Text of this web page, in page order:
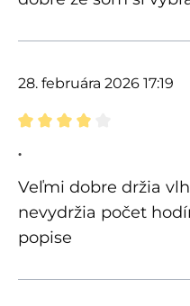
28. februára 2026 17:19
.
Veľmi dobre držia
nevydržia počet
popise